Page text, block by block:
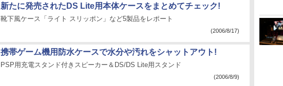
新たに発売されたDS Lite用本体ケースをまとめてチェック!
靴下風ケース「ライト スリッポン」など5製品をレポート
(2006/8/17)
携帯ゲーム機用防水ケースで水分や汚れをシャットアウト!
PSP用充電スタンド付きスピーカー＆DS/DS Lite用スタンド
(2006/8/9)